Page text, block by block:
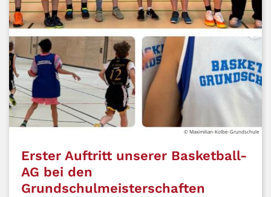
© Maximilian-Kolbe-Grundschule
Erster Auftritt unserer Basketball-
AG bei den
Grundschulmeisterschaften